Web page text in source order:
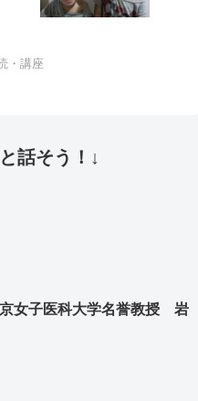
・講座
話そう！↓
女子医科大学名誉教授 岩